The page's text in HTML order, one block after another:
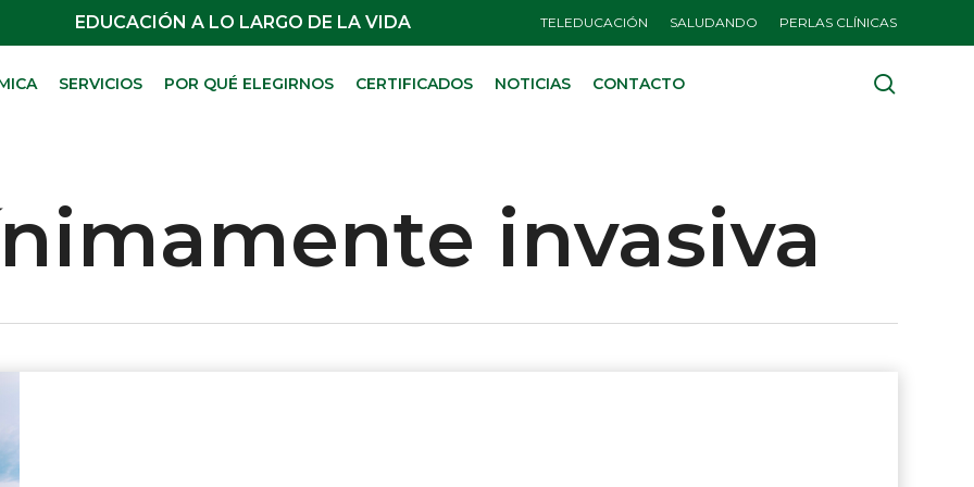
EDUCACIÓN A LO LARGO DE LA VIDA TELEDUCACIÓN SALUDANDO PERLAS CLÍNICAS
SERVICIOS POR QUÉ ELEGIRNOS CERTIFICADOS NOTICIAS CONTACTO
invasiva